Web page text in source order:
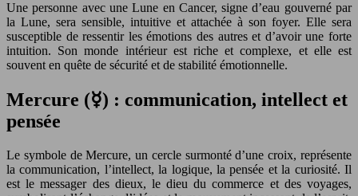
Une personne avec une Lune en Cancer, signe d’eau gouverné par
la Lune, sera sensible, intuitive et attachée à son foyer. Elle sera
susceptible de ressentir les émotions des autres et d’avoir une forte
intuition. Son monde intérieur est riche et complexe, et elle est
souvent en quête de sécurité et de stabilité émotionnelle.
Mercure (☿) : communication, intellect et
pensée
Le symbole de Mercure, un cercle surmonté d’une croix, représente
la communication, l’intellect, la logique, la pensée et la curiosité. Il
est le messager des dieux, le dieu du commerce et des voyages,